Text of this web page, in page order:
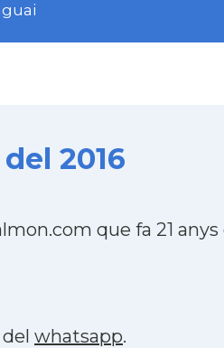
2016
que fa 21
whatsapp.